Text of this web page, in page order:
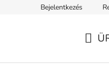
Süti tájékoztató
Bejelentkezés